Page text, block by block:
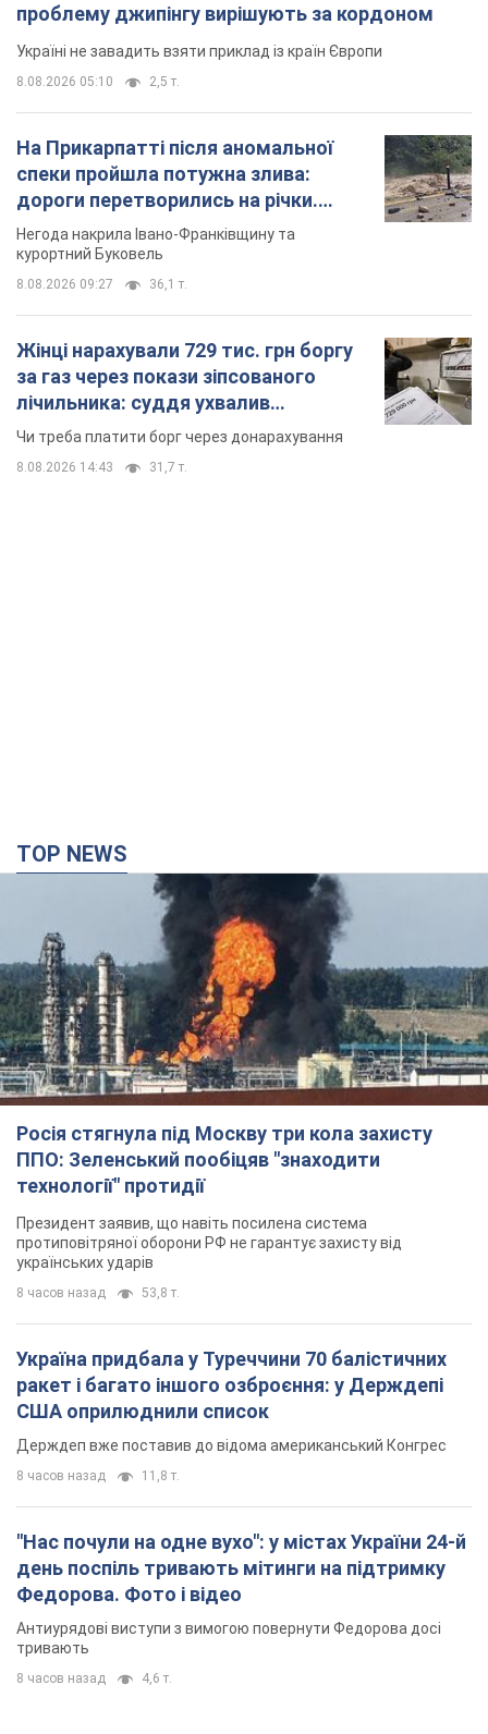
проблему джипінгу вирішують за кордоном
Україні не завадить взяти приклад із країн Європи
8.08.2026 05:10 2,5 т.
На Прикарпатті після аномальної
спеки пройшла потужна злива:
дороги перетворились на річки.
Відео
Негода накрила Івано-Франківщину та
курортний Буковель
8.08.2026 09:27 36,1 т.
Жінці нарахували 729 тис. грн боргу
за газ через покази зіпсованого
лічильника: суддя ухвалив
неочікуване рішення
Чи треба платити борг через донарахування
8.08.2026 14:43 31,7 т.
TOP NEWS
Росія стягнула під Москву три кола захисту
ППО: Зеленський пообіцяв "знаходити
технології" протидії
Президент заявив, що навіть посилена система
протиповітряної оборони РФ не гарантує захисту від
українських ударів
8 часов назад 53,8 т.
Україна придбала у Туреччини 70 балістичних
ракет і багато іншого озброєння: у Держдепі
США оприлюднили список
Держдеп вже поставив до відома американський Конгрес
8 часов назад 11,8 т.
"Нас почули на одне вухо": у містах України 24-й
день поспіль тривають мітинги на підтримку
Федорова. Фото і відео
Антиурядові виступи з вимогою повернути Федорова досі
тривають
8 часов назад 4,6 т.